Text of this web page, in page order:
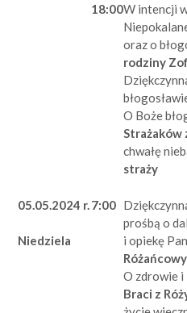
18:00W intencji
oraz o
rodziny
O Boże
Strażaków
chwałę
straży
05.05.2024 r.
Niedziela
7:00
prośbą o
i opiekę
O zdrowie i
Braci z